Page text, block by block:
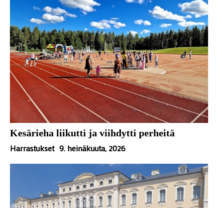
Kesärieha liikutti ja viihdytti perheitä
Harrastukset 9. heinäkuuta, 2026